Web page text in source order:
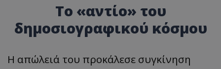
Το «αντίο» του
δημοσιογραφικού κόσμου
Η απώλειά του προκάλεσε συγκίνηση